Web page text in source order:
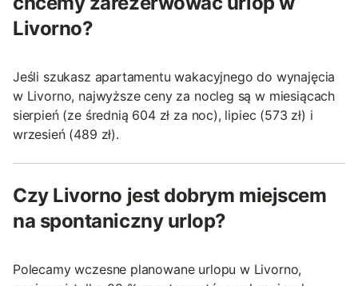
Livorno?
Jeśli szukasz apartamentu wakacyjnego do wynajęcia
w Livorno, najwyższe ceny za nocleg są w miesiącach
sierpień (ze średnią 604 zł za noc), lipiec (573 zł) i
wrzesień (489 zł).
Czy Livorno jest dobrym miejscem
na spontaniczny urlop?
Polecamy wczesne planowane urlopu w Livorno,